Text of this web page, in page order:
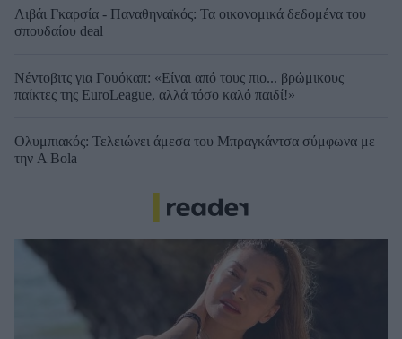
Λιβάι Γκαρσία - Παναθηναϊκός: Τα οικονομικά δεδομένα του
σπουδαίου deal
Νέντοβιτς για Γουόκαπ: «Είναι από τους πιο... βρώμικους
παίκτες της EuroLeague, αλλά τόσο καλό παιδί!»
Ολυμπιακός: Τελειώνει άμεσα του Μπραγκάντσα σύμφωνα με
την A Bola